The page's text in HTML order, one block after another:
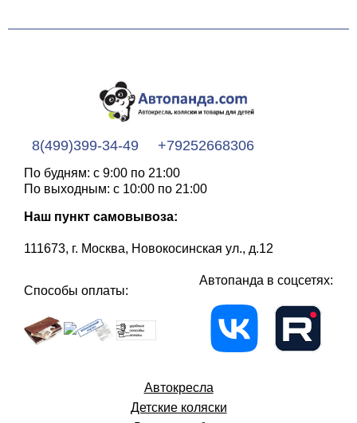
8(499)399-34-49 +79252668306
По будням: с 9:00 по 21:00
По выходным: с 10:00 по 21:00
Наш пункт самовывоза:
111673, г. Москва, Новокосинская ул., д.12
Способы оплаты:
Автопанда в соцсетях:
Автокресла
Детские коляски